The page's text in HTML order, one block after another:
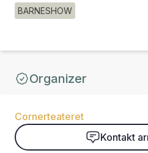
BARNESHOW
Organizer
Cornerteateret
Kontakt